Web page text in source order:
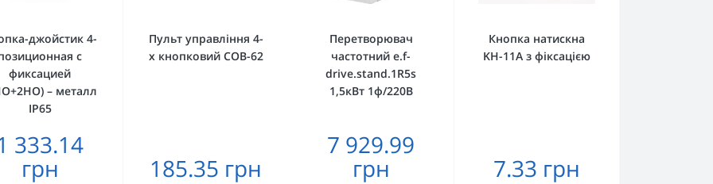
джойстик 4-
с
фиксацией
– металл
IP65
333.14
грн
Пульт управління 4-
x кнопковий COB-62
185.35 грн
Перетворювач
частотний e.f-
drive.stand.1R5s
1,5кВт 1ф/220В
7 929.99
грн
Кнопка натискна
KH-11A з фіксацією
7.33 грн